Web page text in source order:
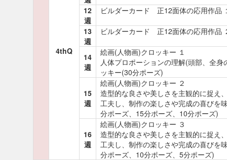
4thQ
12
週
ビルダーカード 正12面体の応用作品
13
週
ビルダーカード 正12面体の応用作
14
週
絵画(人物画)クロッキー １
人体プロポーションの理解(頭部、全
ッキー(30分ポーズ)
15
週
絵画(人物画)クロッキー ２
造型的な良さや美しさを主観的に捉え
工夫し、制作の楽しさや完成の喜びを
分ポーズ、15分ポーズ、10分ポーズ)
16
週
絵画(人物画)クロッキー ３
造型的な良さや美しさを主観的に捉え
工夫し、制作の楽しさや完成の喜び
分ポーズ、10分ポーズ、5分ポーズ)